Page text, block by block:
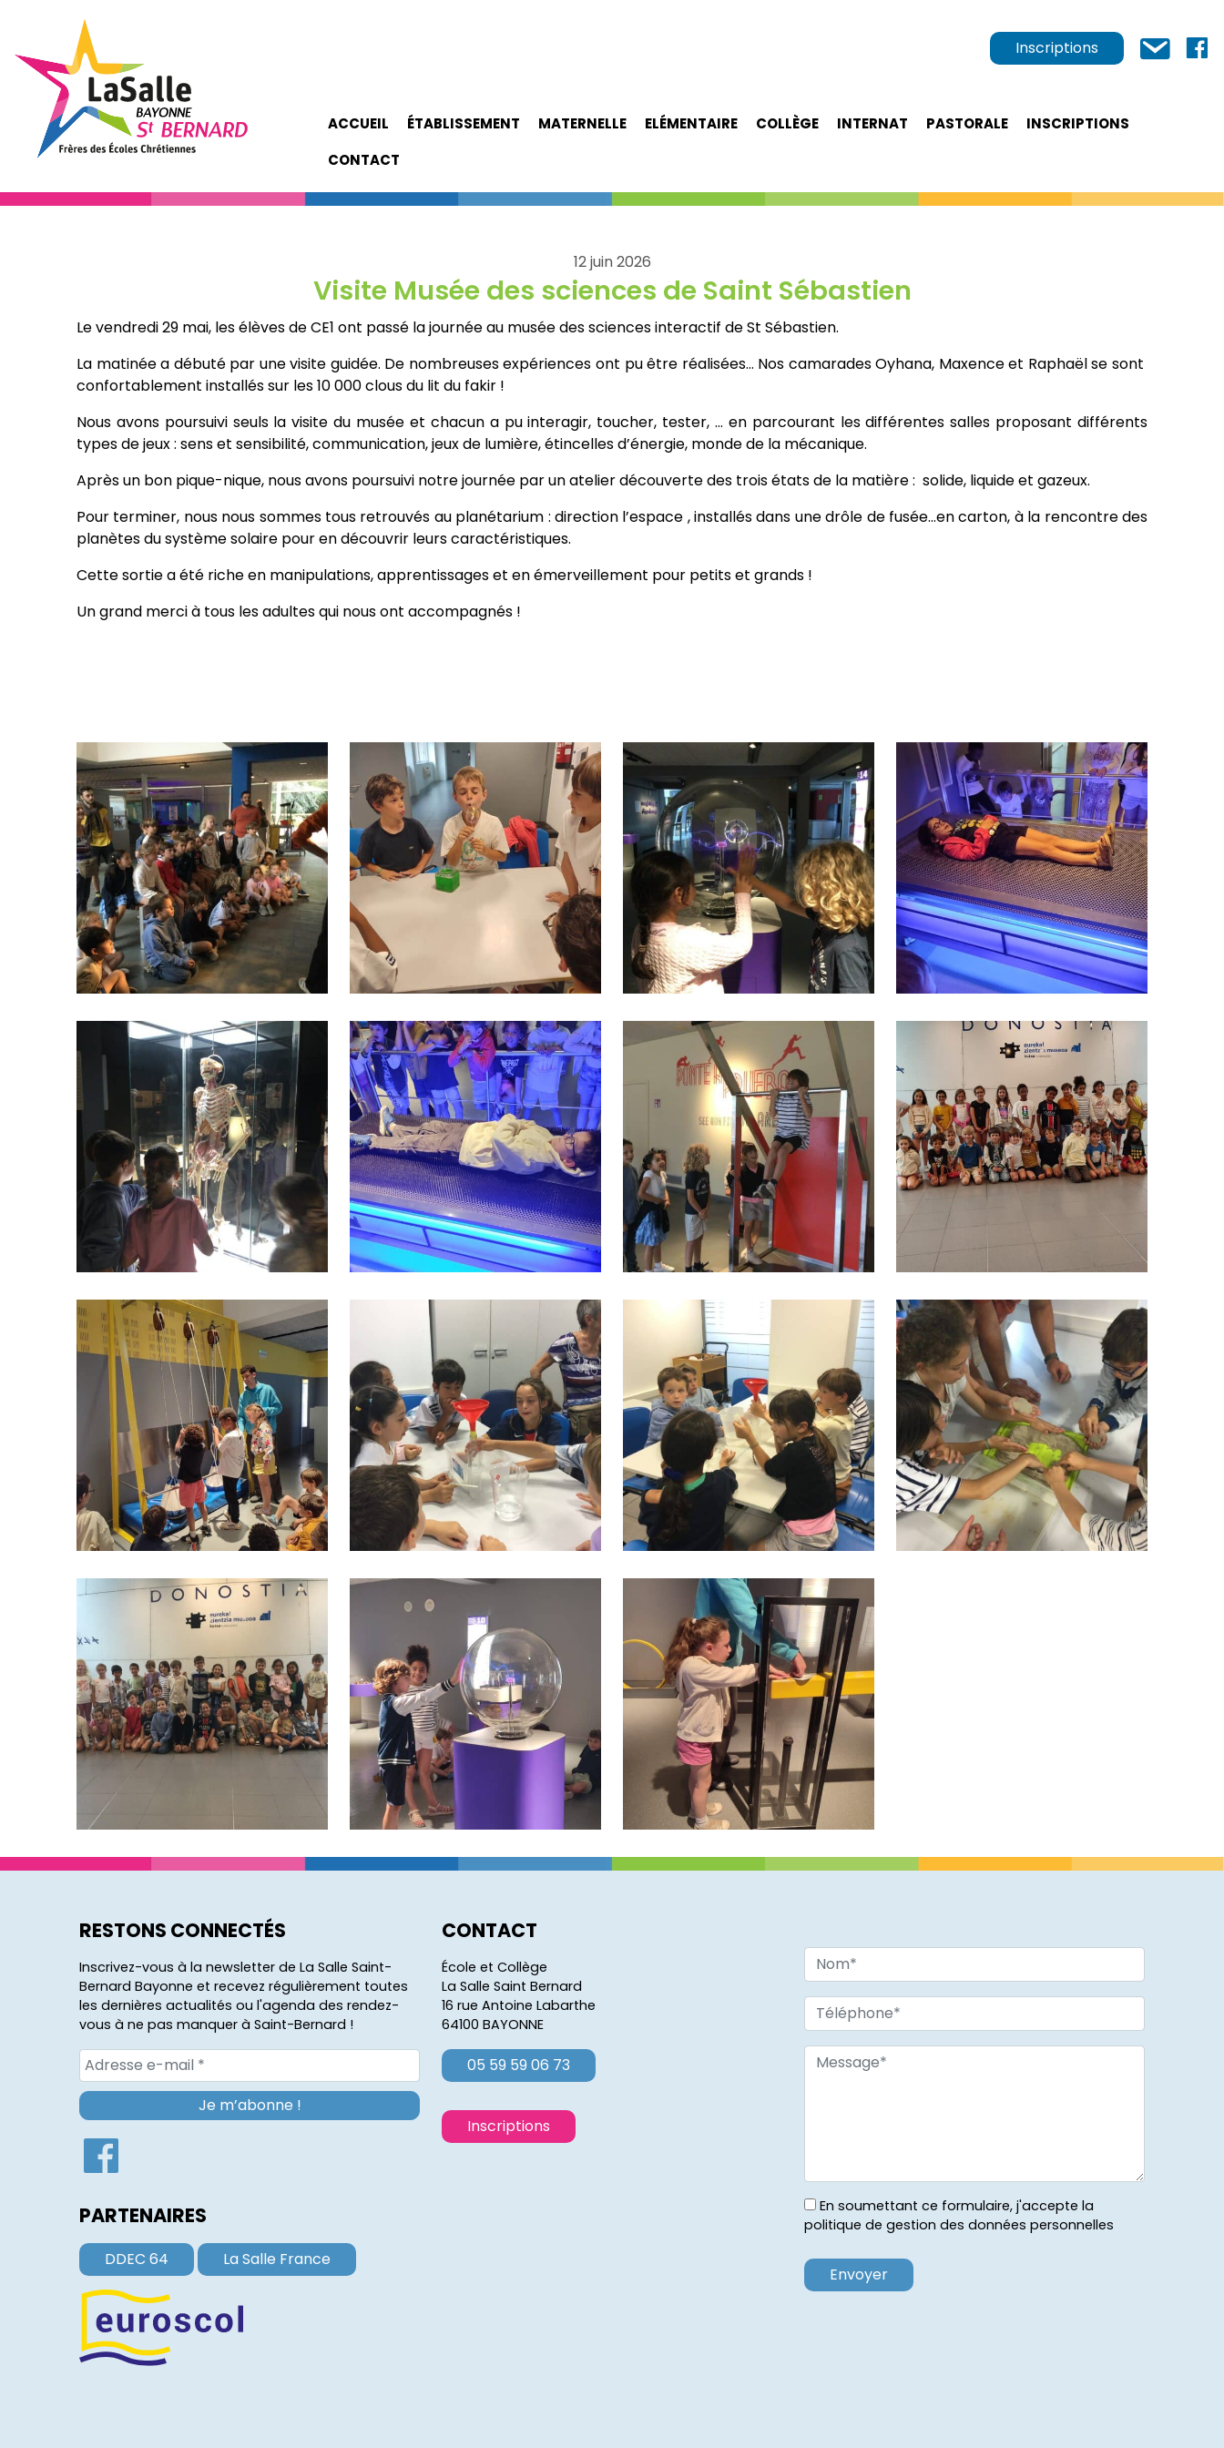
Inscriptions
ACCUEIL ÉTABLISSEMENT MATERNELLE ELÉMENTAIRE COLLÈGE INTERNAT PASTORALE
INSCRIPTIONS
CONTACT
12 juin 2026
Visite Musée des sciences de Saint Sébastien
Le vendredi 29 mai, les élèves de CE1 ont passé la journée au musée des sciences interactif de St Sébastien.
La matinée a débuté par une visite guidée. De nombreuses expériences ont pu être réalisées… Nos camarades Oyhana, Maxence et Raphaël se sont
confortablement installés sur les 10 000 clous du lit du fakir !
Nous avons poursuivi seuls la visite du musée et chacun a pu interagir, toucher, tester, … en parcourant les différentes salles proposant différents
types de jeux : sens et sensibilité, communication, jeux de lumière, étincelles d’énergie, monde de la mécanique.
Après un bon pique-nique, nous avons poursuivi notre journée par un atelier découverte des trois états de la matière : solide, liquide et gazeux.
Pour terminer, nous nous sommes tous retrouvés au planétarium : direction l’espace , installés dans une drôle de fusée…en carton, à la rencontre des
planètes du système solaire pour en découvrir leurs caractéristiques.
Cette sortie a été riche en manipulations, apprentissages et en émerveillement pour petits et grands !
Un grand merci à tous les adultes qui nous ont accompagnés !
RESTONS CONNECTÉS
Inscrivez-vous à la newsletter de La Salle Saint-
Bernard Bayonne et recevez régulièrement toutes
les dernières actualités ou l'agenda des rendez-
vous à ne pas manquer à Saint-Bernard !
PARTENAIRES
DDEC 64 La Salle France
CONTACT
École et Collège
La Salle Saint Bernard
16 rue Antoine Labarthe
64100 BAYONNE
05 59 59 06 73
Inscriptions
En soumettant ce formulaire, j'accepte la
politique de gestion des données personnelles